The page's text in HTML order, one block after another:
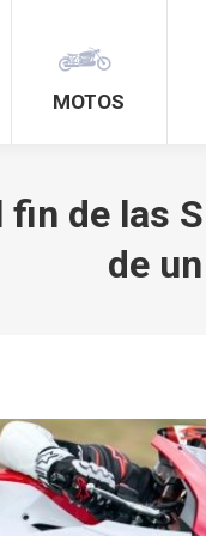
MOTOS
fin de las
de